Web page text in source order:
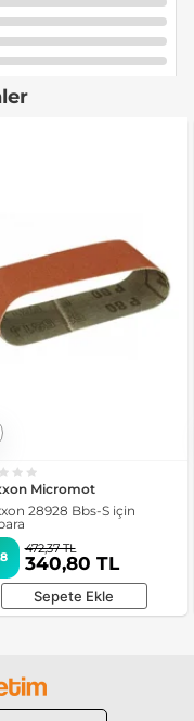
Micromot
28928 Bbs-S için
472,37 TL
340,80 TL
Sepete Ekle